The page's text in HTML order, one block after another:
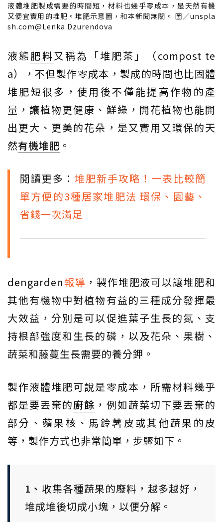
液體堆肥製成需要的時間短，材料也幾乎零成本，是天然有機
又便宜實用的堆肥。堆肥示意圖，和本新聞無關。 圖／unspla
sh.com@Lenka Dzurendova
液態肥料又稱為「堆肥茶」（compost te
a），不但製作零成本，製成的時間也比固體
堆肥短很多，使用後不僅能提高作物的產
量，讓植物更健康、鮮綠，開花植物也能開
出更大、更美的花朵，是又實用又環保的天
然有機堆肥 。
閱讀更多： 堆肥新手攻略！一表比較簡
單方便的3種居家堆肥法 環保、園藝、
省錢一次滿足
dengarden報導 ，製作堆肥液可以讓堆肥和
其他有機物中對植物有益的三種成分發揮最
大效益，分別是可以促進葉子生長的氮、支
持根部強度和生長的磷，以及花朵、果樹、
蔬菜和藤蔓生長需要的養分鉀。
製作液體堆肥可說是零成本，所需材料幾乎
都是要丟棄的廚餘 ，例如蔬菜切下要丟棄的
部分、蘋果核、馬鈴薯皮或其他蔬果的皮
等，製作方式也非常簡單，步驟如下。
1、 收集各種蔬果的廢料，越多越好，
堆成堆後切成小塊，以便分解。